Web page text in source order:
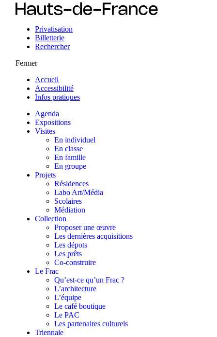
Privatisation
Billetterie
Rechercher
Fermer
Accueil
Accessibilité
Infos pratiques
Agenda
Expositions
Visites
En individuel
En classe
En famille
En groupe
Projets
Résidences
Labo Art/Média
Scolaires
Médiation
Collection
Proposer une œuvre
Les dernières acquisitions
Les dépots
Les prêts
Co-construire
Le Frac
Qu’est-ce qu’un Frac ?
L’architecture
L’équipe
Le café boutique
Le PAC
Les partenaires culturels
Triennale